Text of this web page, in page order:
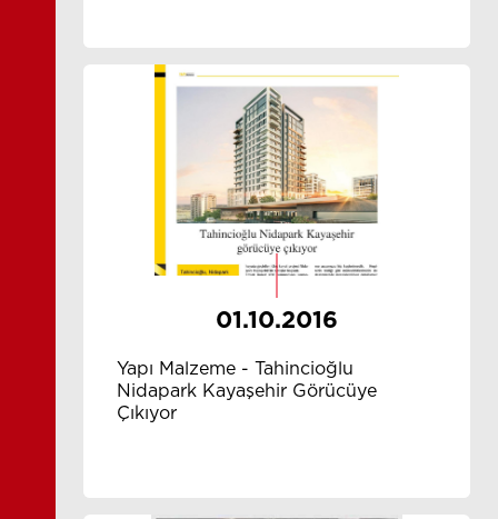
01.10.2016
Yapı Malzeme - Tahincioğlu
Nidapark Kayaşehir Görücüye
Çıkıyor